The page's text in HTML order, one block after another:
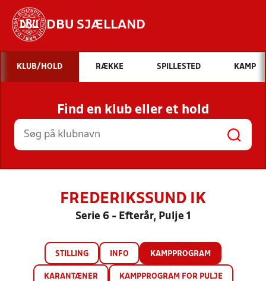
DBU SJÆLLAND
Hvad vil du søge efter?
INDHOLD OG NYHEDER
STILLINGER, RESULTATER, KLUBBER OG
HOLD
KLUB/HOLD RÆKKE SPILLESTED KAMP
Find en klub eller et hold
FREDERIKSSUND IK
Serie 6 - Efterår, Pulje 1
STILLING INFO KAMPPROGRAM
KARANTÆNER KAMPPROGRAM FOR PULJE